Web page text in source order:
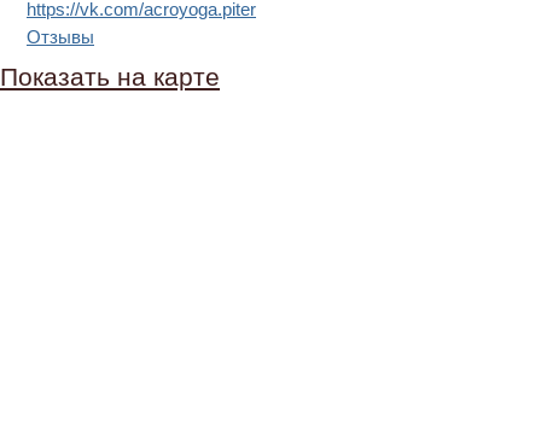
https://vk.com/acroyoga.piter
Отзывы
Показать на карте